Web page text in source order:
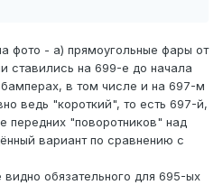
фото - а) прямоугольные фары от
ставились на 699-е до начала
в том числе и на 697-м
ведь "короткий", то есть 697-й,
передних "поворотников" над
вариант по сравнению с
видно обязательного для 695-ых